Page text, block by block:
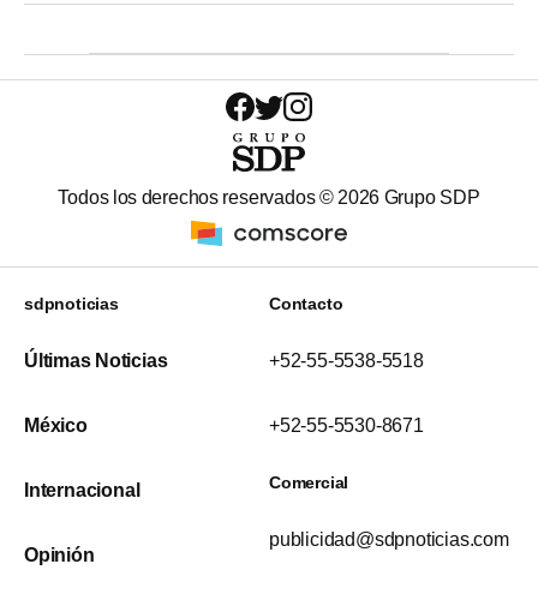
Todos los derechos reservados ©2026 Grupo SDP
sdpnoticias
Últimas Noticias
México
Internacional
Opinión
Contacto
+52-55-5538-5518
+52-55-5530-8671
Comercial
publicidad@sdpnoticias.com